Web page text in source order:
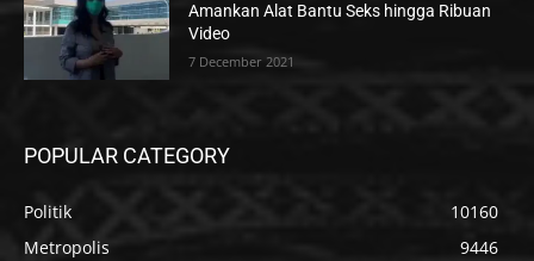
Amankan Alat Bantu Seks hingga Ribuan
Video
7 December 2021
POPULAR CATEGORY
Politik
10160
Metropolis
9446